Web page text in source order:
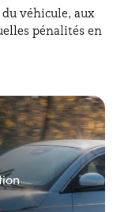
véhicule, aux
pénalités en